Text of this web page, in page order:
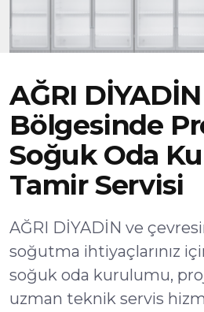
AĞRI DİYADİN
Bölgesinde
Soğuk Oda
Tamir Servisi
AĞRI DİYADİN ve
soğutma ihtiyaçlarınız
soğuk oda kurulumu,
uzman teknik servis